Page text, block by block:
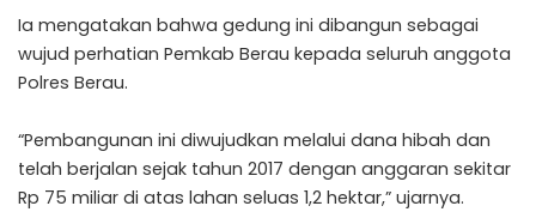
Ia mengatakan bahwa gedung ini dibangun sebagai
wujud perhatian Pemkab Berau kepada seluruh anggota
Polres Berau.
“Pembangunan ini diwujudkan melalui dana hibah dan
telah berjalan sejak tahun 2017 dengan anggaran sekitar
Rp 75 miliar di atas lahan seluas 1,2 hektar,” ujarnya.